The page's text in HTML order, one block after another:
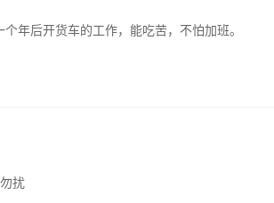
年后开货车的工作，能吃苦，不怕加班。
扰